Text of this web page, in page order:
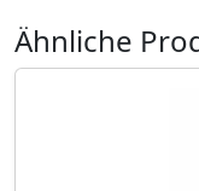
Ähnliche